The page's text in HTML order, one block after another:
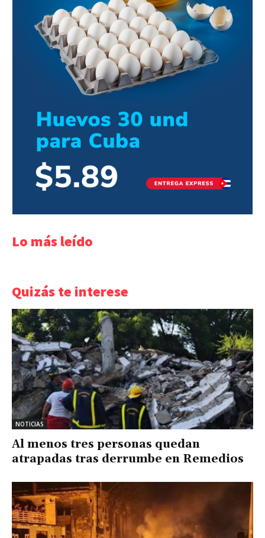
Lo más leído
Quizás te interese
NOTICIAS
Al menos tres personas quedan
atrapadas tras derrumbe en Remedios